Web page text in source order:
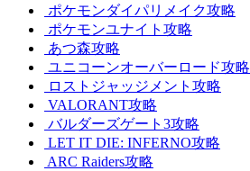
ポケモンダイパリメイク攻略
ポケモンユナイト攻略
あつ森攻略
ユニコーンオーバーロード攻略
ロストジャッジメント攻略
VALORANT攻略
バルダーズゲート3攻略
LET IT DIE: INFERNO攻略
ARC Raiders攻略